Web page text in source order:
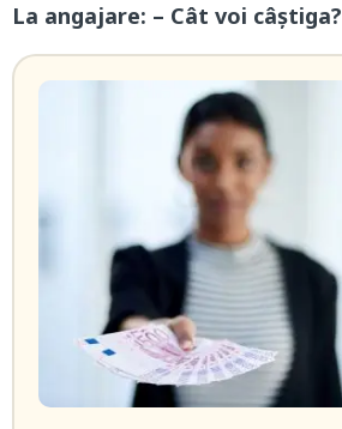
La angajare: – Cât voi câștiga?